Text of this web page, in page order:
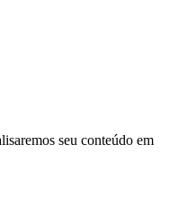
seu conteúdo em